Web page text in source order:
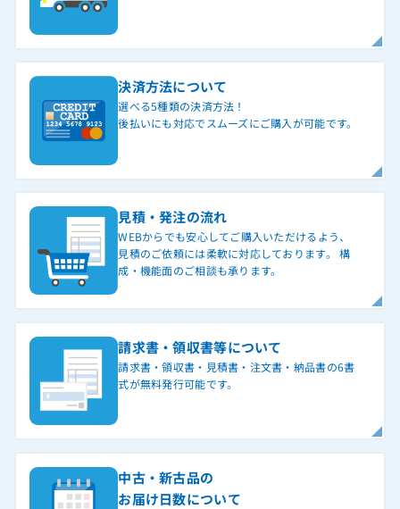
決済方法について
選べる5種類の決済方法！
後払いにも対応でスムーズにご購入が可能です。
見積・発注の流れ
WEBからでも安心してご購入いただけるよう、
見積のご依頼には柔軟に対応しております。 構
成・機能面のご相談も承ります。
請求書・領収書等について
請求書・領収書・見積書・注文書・納品書の6書
式が無料発行可能です。
中古・新古品の
お届け日数について